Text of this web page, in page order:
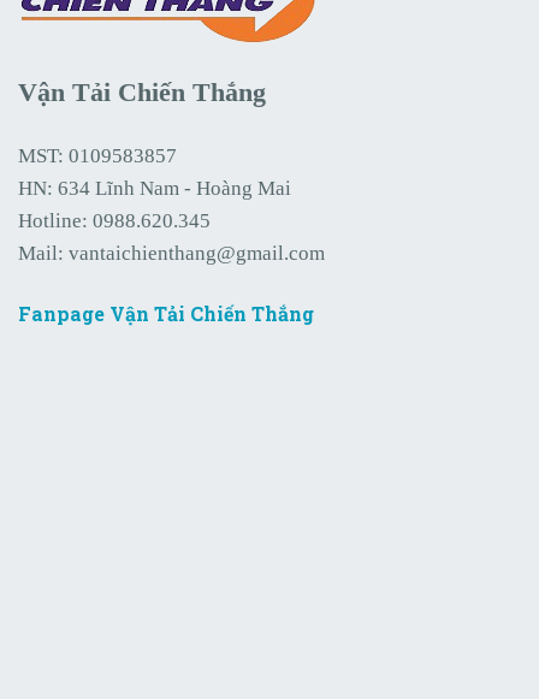
Vận Tải Chiến Thắng
MST: 0109583857
HN: 634 Lĩnh Nam - Hoàng Mai
Hotline: 0988.620.345
Mail: vantaichienthang@gmail.com
Fanpage Vận Tải Chiến Thắng